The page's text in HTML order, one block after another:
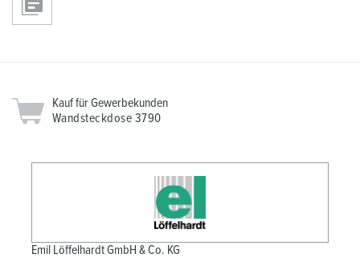
Kauf für Gewerbekunden
Wandsteckdose 3790
Emil Löffelhardt GmbH & Co. KG